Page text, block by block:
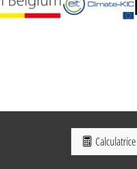
Calculatrice